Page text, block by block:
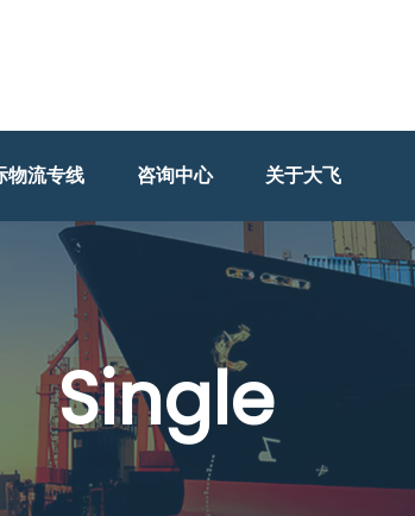
物流专线 咨询中心 关于大飞
Single